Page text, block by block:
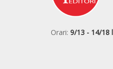
Orari: 9/13 - 14/18